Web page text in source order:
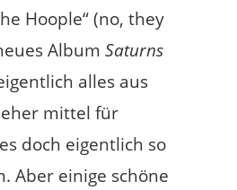
Hoople“ (no, they
Album Saturns
alles aus
mittel für
doch eigentlich so
Aber einige schöne